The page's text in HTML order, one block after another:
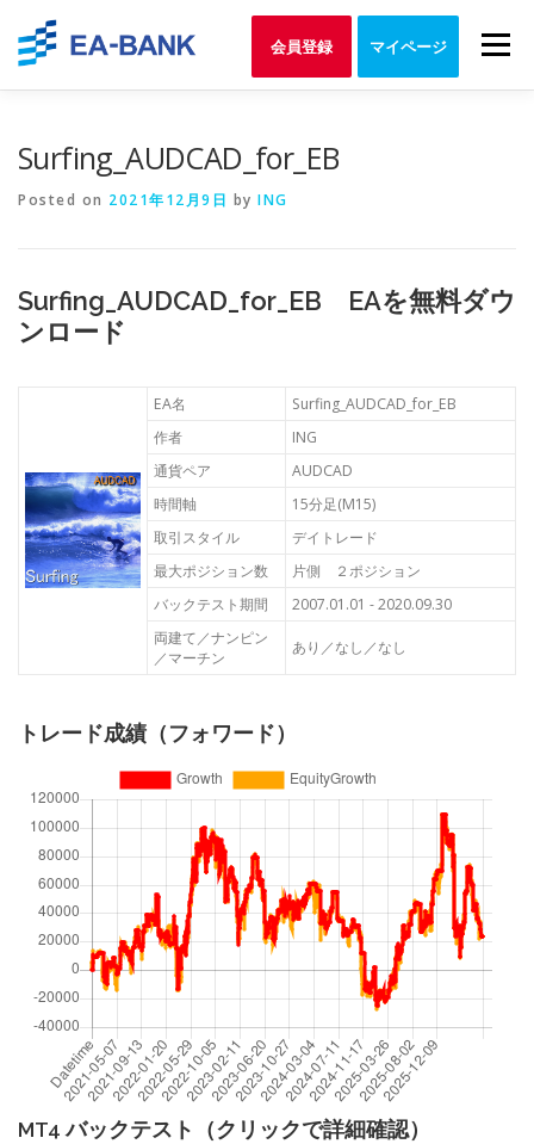
content
Menu
会員登録 マイページ
Surfing_AUDCAD_for_EB
Posted on 2021年12月9日 by ING
Surfing_AUDCAD_for_EB EAを無料ダウ
ンロード
EA名
Surfing_AUDCAD_for_EB
作者
ING
通貨ペア
AUDCAD
時間軸
15分足(M15)
取引スタイル
デイトレード
最大ポジション数
片側 ２ポジション
バックテスト期間
2007.01.01 - 2020.09.30
両建て／ナンピン
／マーチン
あり／なし／なし
トレード成績（フォワード）
MT4 バックテスト（クリックで詳細確認）